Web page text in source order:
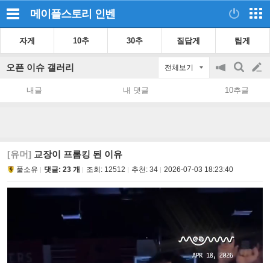
메이플스토리 인벤
자게 10추 30추 질답게 팁게
오픈 이슈 갤러리 전체보기
공
지
on/off
검
색
글
쓰
내글 내 댓글 10추글
[유머] 교장이 프롬킹 된 이유
풀소유 댓글: 23 개 조회: 12512 추천: 34 2026-07-03 18:23:40